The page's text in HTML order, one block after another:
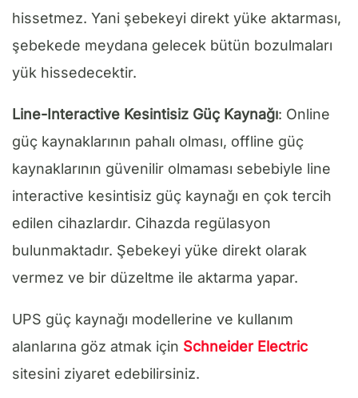
hissetmez. Yani şebekeyi direkt yüke aktarması,
şebekede meydana gelecek bütün bozulmaları
yük hissedecektir.
Line-Interactive Kesintisiz Güç Kaynağı: Online
güç kaynaklarının pahalı olması, offline güç
kaynaklarının güvenilir olmaması sebebiyle line
interactive kesintisiz güç kaynağı en çok tercih
edilen cihazlardır. Cihazda regülasyon
bulunmaktadır. Şebekeyi yüke direkt olarak
vermez ve bir düzeltme ile aktarma yapar.
UPS güç kaynağı modellerine ve kullanım
alanlarına göz atmak için Schneider Electric
sitesini ziyaret edebilirsiniz.